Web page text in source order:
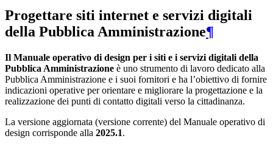
Progettare siti internet e servizi digitali
della Pubblica Amministrazione¶
Il Manuale operativo di design per i siti e i servizi digitali della
Pubblica Amministrazione è uno strumento di lavoro dedicato alla
Pubblica Amministrazione e i suoi fornitori e ha l’obiettivo di fornire
indicazioni operative per orientare e migliorare la progettazione e la
realizzazione dei punti di contatto digitali verso la cittadinanza.
La versione aggiornata (versione corrente) del Manuale operativo di
design corrisponde alla 2025.1.